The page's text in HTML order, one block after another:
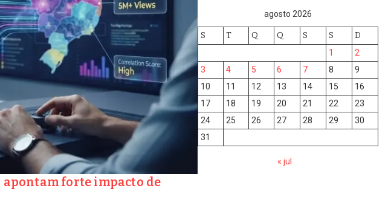
apontam forte impacto de
agosto 2026
S T Q Q S S D
1
2
3
4 5 6 7 8
9
10
11 12 13 14 15
16
17
18 19 20 21 22
23
24
25 26 27 28 29
30
31
« jul